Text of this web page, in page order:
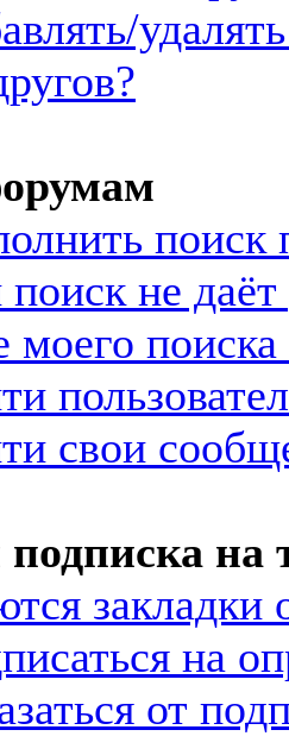
не даёт
моего
свои
подписка на
закладки
на
от